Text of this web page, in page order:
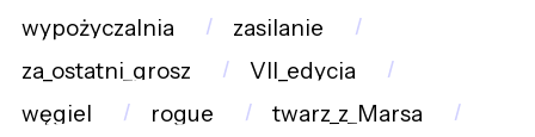
wypożyczalnia
zasilanie
za_ostatni_grosz
VII_edycja
węgiel
rogue
twarz_z_Marsa